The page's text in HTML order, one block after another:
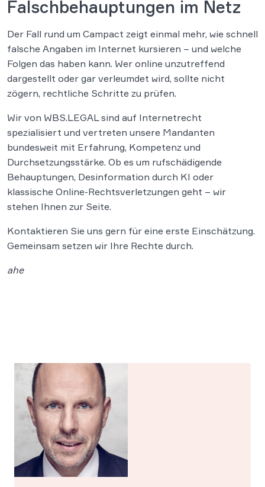
Falschbehauptungen im Netz
Der Fall rund um Campact zeigt einmal mehr, wie schnell
falsche Angaben im Internet kursieren – und welche
Folgen das haben kann. Wer online unzutreffend
dargestellt oder gar verleumdet wird, sollte nicht
zögern, rechtliche Schritte zu prüfen.
Wir von WBS.LEGAL sind auf Internetrecht
spezialisiert und vertreten unsere Mandanten
bundesweit mit Erfahrung, Kompetenz und
Durchsetzungsstärke. Ob es um rufschädigende
Behauptungen, Desinformation durch KI oder
klassische Online-Rechtsverletzungen geht – wir
stehen Ihnen zur Seite.
Kontaktieren Sie uns gern für eine erste Einschätzung.
Gemeinsam setzen wir Ihre Rechte durch.
ahe